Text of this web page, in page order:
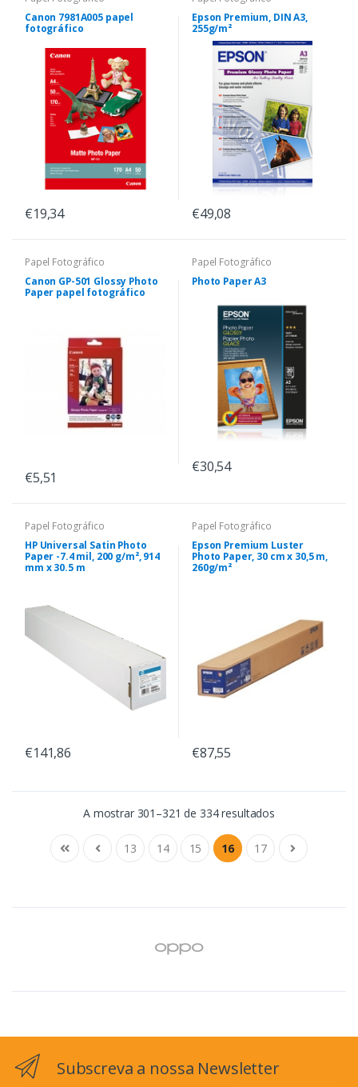
Canon 7981A005 papel
fotográfico
€19,34
Epson Premium, DIN A3,
255g/m²
€49,08
Papel Fotográfico
Canon GP-501 Glossy Photo
Paper papel fotográfico
€5,51
Papel Fotográfico
Photo Paper A3
€30,54
Papel Fotográfico
HP Universal Satin Photo
Paper -7.4 mil, 200 g/m², 914
mm x 30.5 m
€141,86
Papel Fotográfico
Epson Premium Luster
Photo Paper, 30 cm x 30,5 m,
260g/m²
€87,55
A mostrar 301–321 de 334 resultados
13 14 15 16 17
Subscreva a nossa Newsletter